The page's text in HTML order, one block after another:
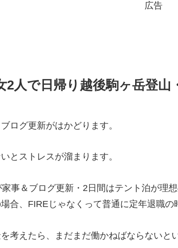
広告
2人で日帰り越後駒ヶ岳登
ログ更新がはかどります。
とストレスが溜まります。
事＆ブログ更新・2日間はテント泊が理
合、FIREじゃなくって普通に定年退職の
考えたら、まだまだ働かねばならないと